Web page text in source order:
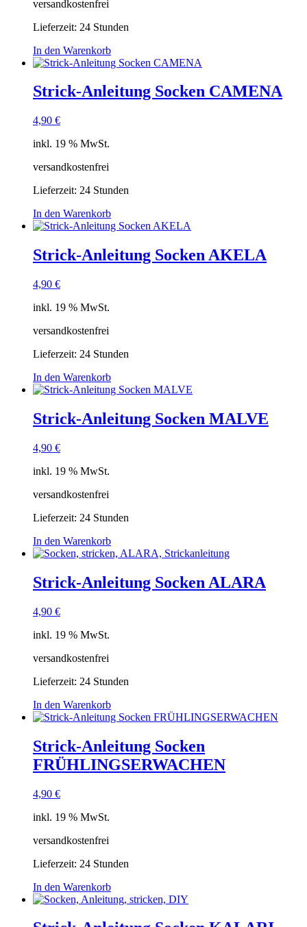
versandkostenfrei
Lieferzeit: 24 Stunden
In den Warenkorb
Strick-Anleitung Socken CAMENA
4,90 €
inkl. 19 % MwSt.
versandkostenfrei
Lieferzeit: 24 Stunden
In den Warenkorb
Strick-Anleitung Socken AKELA
4,90 €
inkl. 19 % MwSt.
versandkostenfrei
Lieferzeit: 24 Stunden
In den Warenkorb
Strick-Anleitung Socken MALVE
4,90 €
inkl. 19 % MwSt.
versandkostenfrei
Lieferzeit: 24 Stunden
In den Warenkorb
Strick-Anleitung Socken ALARA
4,90 €
inkl. 19 % MwSt.
versandkostenfrei
Lieferzeit: 24 Stunden
In den Warenkorb
Strick-Anleitung Socken
FRÜHLINGSERWACHEN
4,90 €
inkl. 19 % MwSt.
versandkostenfrei
Lieferzeit: 24 Stunden
In den Warenkorb